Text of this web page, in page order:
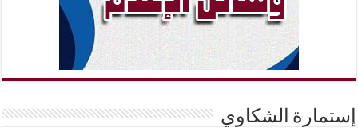
إستمارة الشكاوي